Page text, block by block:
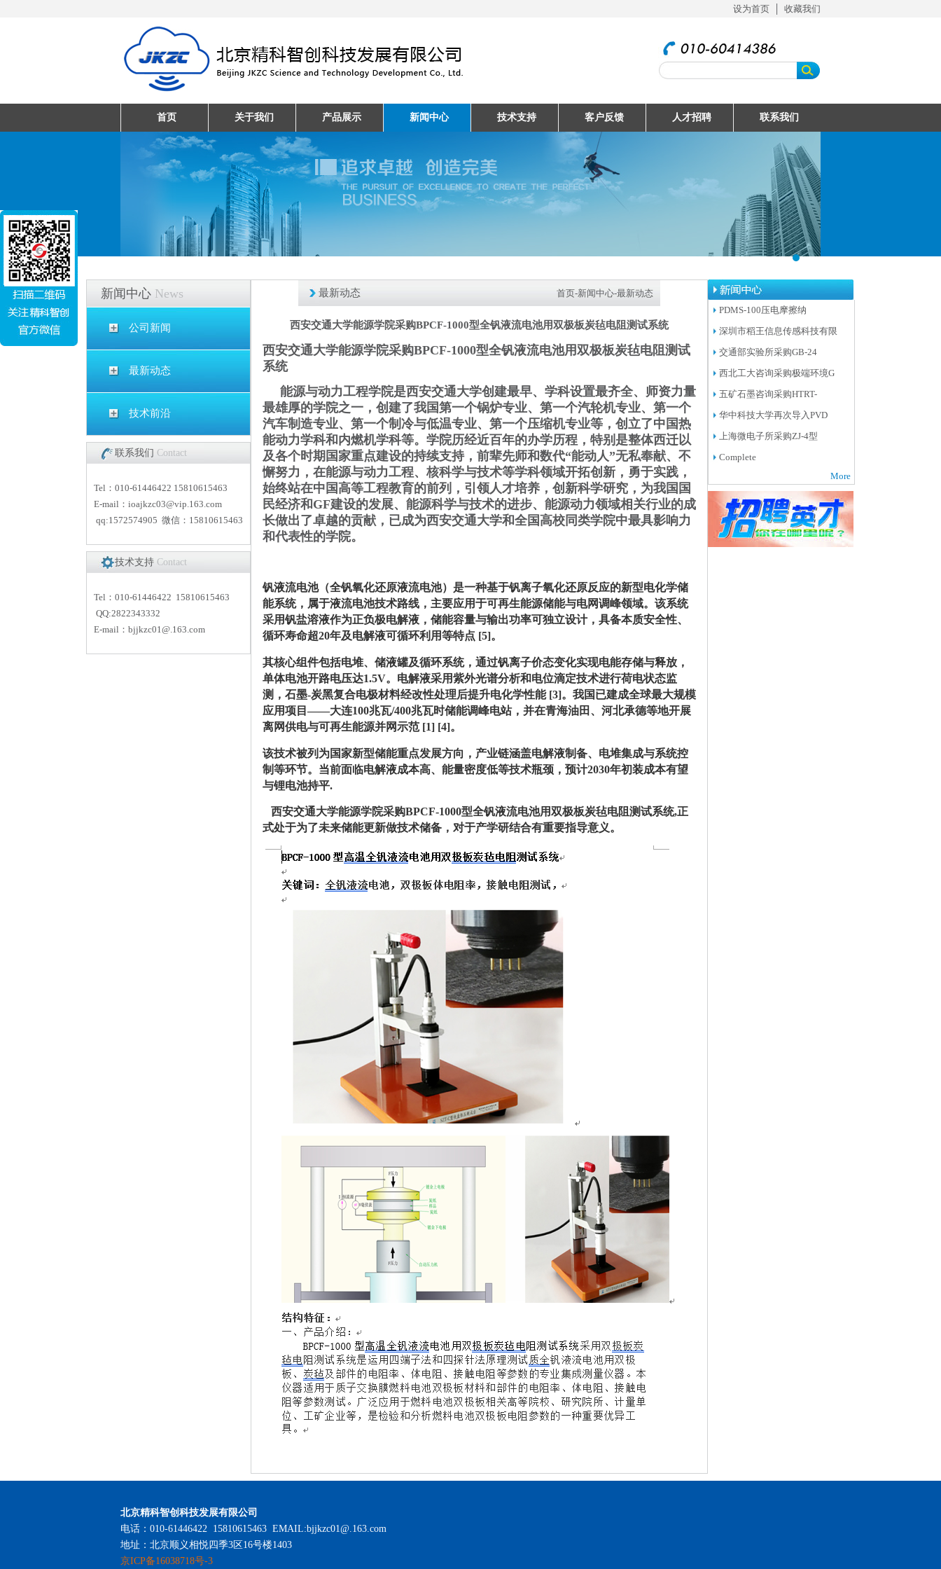
设为首页 收藏我们
首页 关于我们 产品展示 新闻中心 技术支持 客户反馈 人才招聘 联系我们
新闻中心 News
公司新闻
最新动态
技术前沿
联系我们 Contact
Tel：010-61446422 15810615463
E-mail： ioajkzc03@vip.163.com
qq:1572574905 微信：15810615463
技术支持 Contact
Tel：010-61446422 15810615463
QQ:2822343332
E-mail： bjjkzc01@.163.com
最新动态 首页-新闻中心-最新动态
西安交通大学能源学院采购BPCF-1000型全钒液流电池用双极板炭毡电阻测试系统
西安交通大学能源学院采购BPCF-1000型全钒液流电池用双极板炭毡电阻测试
系统
能源与动力工程学院是西安交通大学创建最早、学科设置最齐全、师资力量
最雄厚的学院之一，创建了我国第一个锅炉专业、第一个汽轮机专业、第一个
汽车制造专业、第一个制冷与低温专业、第一个压缩机专业等，创立了中国热
能动力学科和内燃机学科等。学院历经近百年的办学历程，特别是整体西迁以
及各个时期国家重点建设的持续支持，前辈先师和数代“能动人”无私奉献、不
懈努力，在能源与动力工程、核科学与技术等学科领域开拓创新，勇于实践，
始终站在中国高等工程教育的前列，引领人才培养，创新科学研究，为我国国
民经济和GF建设的发展、能源科学与技术的进步、能源动力领域相关行业的成
长做出了卓越的贡献，已成为西安交通大学和全国高校同类学院中最具影响力
和代表性的学院。
钒液流电池（全钒氧化还原液流电池）是一种基于钒离子氧化还原反应的新型电化学储
能系统，属于液流电池技术路线，主要应用于可再生能源储能与电网调峰领域。该系统
采用钒盐溶液作为正负极电解液，储能容量与输出功率可独立设计，具备本质安全性、
循环寿命超20年及电解液可循环利用等特点 [5]。
其核心组件包括电堆、储液罐及循环系统，通过钒离子价态变化实现电能存储与释放，
单体电池开路电压达1.5V。电解液采用紫外光谱分析和电位滴定技术进行荷电状态监
测，石墨-炭黑复合电极材料经改性处理后提升电化学性能[3]。我国已建成全球最大规模
应用项目——大连100兆瓦/400兆瓦时储能调峰电站，并在青海油田、河北承德等地开展
离网供电与可再生能源并网示范[1] [4]。
该技术被列为国家新型储能重点发展方向，产业链涵盖电解液制备、电堆集成与系统控
制等环节。当前面临电解液成本高、能量密度低等技术瓶颈，预计2030年初装成本有望
与锂电池持平.
西安交通大学能源学院采购BPCF-1000型全钒液流电池用双极板炭毡电阻测试系统,正
式处于为了未来储能更新做技术储备，对于产学研结合有重要指导意义。
PDMS-100压电摩擦纳
深圳市稻王信息传感科技有限
交通部实验所采购GB-24
西北工大咨询采购极端环境G
五矿石墨咨询采购HTRT-
华中科技大学再次导入PVD
上海微电子所采购ZJ-4型
Complete
More
北京精科智创科技发展有限公司
电话：010-61446422 15810615463 EMAIL:bjjkzc01@.163.com
地址：北京顺义相悦四季3区16号楼1403
京ICP备16038718号-3